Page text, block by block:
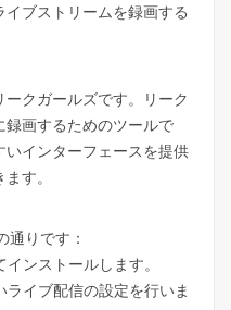
ブストリームを録画する
クガールズです。リーク
画するためのツールで
インターフェースを提供
す。
通りです：
ンストールします。
イブ配信の設定を行いま